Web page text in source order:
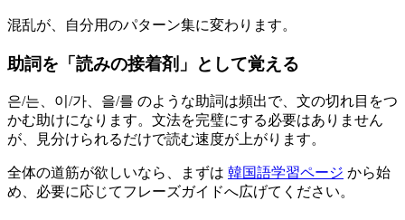
混乱が、自分用のパターン集に変わります。
助詞を「読みの接着剤」として覚える
은/는、이/가、을/를 のような助詞は頻出で、文の切れ目をつ
かむ助けになります。文法を完璧にする必要はありません
が、見分けられるだけで読む速度が上がります。
全体の道筋が欲しいなら、まずは 韓国語学習ページ から始
め、必要に応じてフレーズガイドへ広げてください。